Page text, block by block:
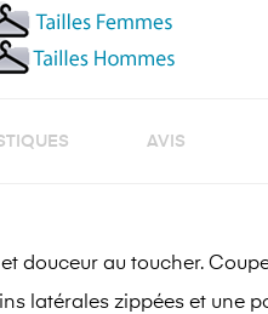
AVIS
douceur au toucher.
latérales zippées et une